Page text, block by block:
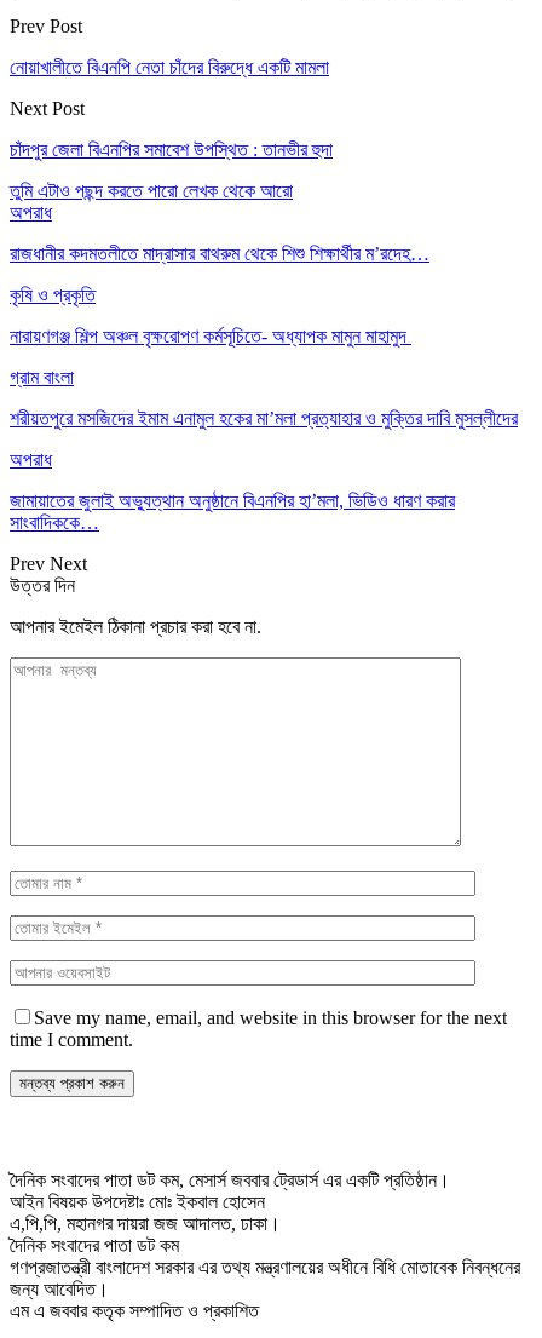
Prev Post
নোয়াখালীতে বিএনপি নেতা চাঁদের বিরুদ্ধে একটি মামলা
Next Post
চাঁদপুর জেলা বিএনপির সমাবেশ উপস্থিত : তানভীর হুদা
তুমি এটাও পছন্দ করতে পারো লেখক থেকে আরো
অপরাধ
রাজধানীর কদমতলীতে মাদ্রাসার বাথরুম থেকে শিশু শিক্ষার্থীর ম’রদেহ…
কৃষি ও প্রকৃতি
নারায়ণগঞ্জ শিল্প অঞ্চল বৃক্ষরোপণ কর্মসূচিতে- অধ্যাপক মামুন মাহামুদ
গ্রাম বাংলা
শরীয়তপুরে মসজিদের ইমাম এনামুল হকের মা’মলা প্রত্যাহার ও মুক্তির দাবি মুসল্লীদের
অপরাধ
জামায়াতের জুলাই অভ্যুত্থান অনুষ্ঠানে বিএনপির হা’মলা, ভিডিও ধারণ করার
সাংবাদিককে…
Prev Next
উত্তর দিন
আপনার ইমেইল ঠিকানা প্রচার করা হবে না.
Save my name, email, and website in this browser for the next
time I comment.
দৈনিক সংবাদের পাতা ডট কম, মেসার্স জববার ট্রেডার্স এর একটি প্রতিষ্ঠান।
আইন বিষয়ক উপদেষ্টাঃ মোঃ ইকবাল হোসেন
এ,পি,পি, মহানগর দায়রা জজ আদালত, ঢাকা।
দৈনিক সংবাদের পাতা ডট কম
গণপ্রজাতন্ত্রী বাংলাদেশ সরকার এর তথ্য মন্ত্রণালয়ের অধীনে বিধি মোতাবেক নিবন্ধনের
জন্য আবেদিত।
এম এ জববার কতৃক সম্পাদিত ও প্রকাশিত